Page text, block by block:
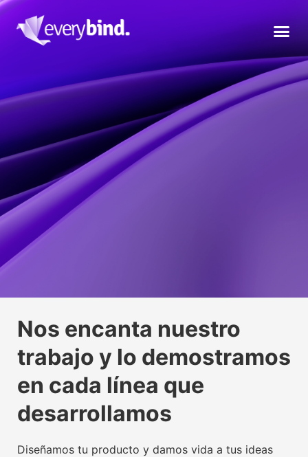
propulsora del IoT mundial
Conoce nuestra tecnología beacon
usuarios y empresas
Conoce nuestra factoría UX
oficial del Kit Digital
Leer más
propulsora del IoT mundial
Conoce nuestra tecnología beacon
usuarios y empresas
Conoce nuestra factoría UX
oficial del Kit Digital
Leer más
propulsora del IoT mundial
Conoce nuestra tecnología beacon
usuarios y empresas
Conoce nuestra factoría UX
oficial del Kit Digital
Leer más
Nos encanta nuestro
trabajo y lo demostramos
en cada línea que
desarrollamos
Diseñamos tu producto y damos vida a tus ideas